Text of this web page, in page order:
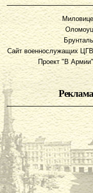
Миловице
Оломоуц
Брунталь
Сайт военнослужащих ЦГВ
Проект "В Армии"
Реклама